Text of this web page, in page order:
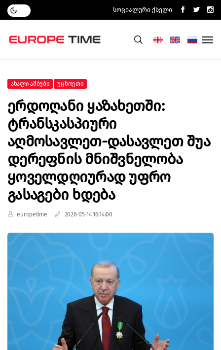
Სოციალური Ქსელი
Ახალი Ამბები Უცხოეთი
Ერდოღანი Ყაზახეთში:
Ტრანსკასპიური
Აღმოსავლეთ-Დასავლეთ Შუა
Დერეფნის Მნიშვნელობა
Ყოველდღიურად Უფრო
Გასაგები Ხდება
europetime 2026-05-14 16:14:00